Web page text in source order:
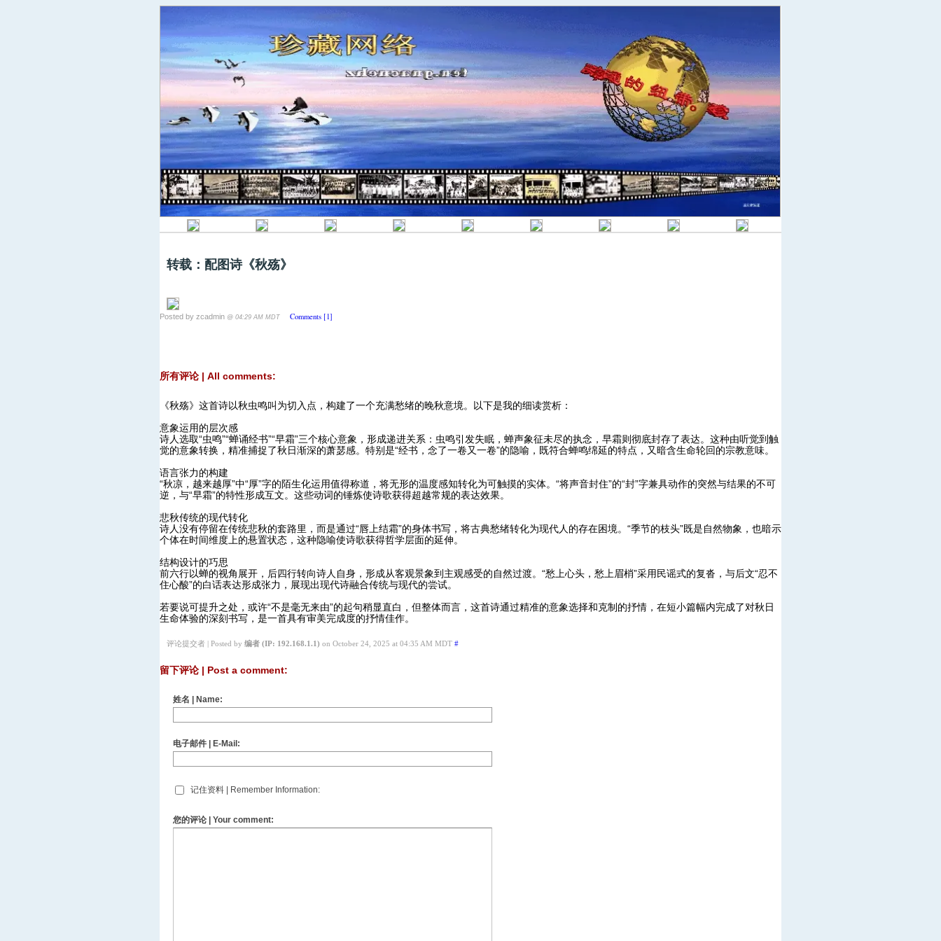
转载：配图诗《秋殇》
Posted by zcadmin @ 04:29 AM MDT Comments [1]
所有评论 | All comments:
《秋殇》这首诗以秋虫鸣叫为切入点，构建了一个充满愁绪的晚秋意境。以下是我的细读赏析：
意象运用的层次感
诗人选取“虫鸣”“蝉诵经书”“早霜”三个核心意象，形成递进关系：虫鸣引发失眠，蝉声象征未尽的执念，早霜则彻底封存了表达。这种由听觉到触
觉的意象转换，精准捕捉了秋日渐深的萧瑟感。特别是“经书，念了一卷又一卷”的隐喻，既符合蝉鸣绵延的特点，又暗含生命轮回的宗教意味。
语言张力的构建
“秋凉，越来越厚”中“厚”字的陌生化运用值得称道，将无形的温度感知转化为可触摸的实体。“将声音封住”的“封”字兼具动作的突然与结果的不可
逆，与“早霜”的特性形成互文。这些动词的锤炼使诗歌获得超越常规的表达效果。
悲秋传统的现代转化
诗人没有停留在传统悲秋的套路里，而是通过“唇上结霜”的身体书写，将古典愁绪转化为现代人的存在困境。“季节的枝头”既是自然物象，也暗示
个体在时间维度上的悬置状态，这种隐喻使诗歌获得哲学层面的延伸。
结构设计的巧思
前六行以蝉的视角展开，后四行转向诗人自身，形成从客观景象到主观感受的自然过渡。“愁上心头，愁上眉梢”采用民谣式的复沓，与后文“忍不
住心酸”的白话表达形成张力，展现出现代诗融合传统与现代的尝试。
若要说可提升之处，或许“不是毫无来由”的起句稍显直白，但整体而言，这首诗通过精准的意象选择和克制的抒情，在短小篇幅内完成了对秋日
生命体验的深刻书写，是一首具有审美完成度的抒情佳作。
评论提交者 | Posted by 编者 (IP: 192.168.1.1) on October 24, 2025 at 04:35 AM MDT #
留下评论 | Post a comment:
姓名 | Name:
电子邮件 | E-Mail:
记住资料 | Remember Information:
您的评论 | Your comment: